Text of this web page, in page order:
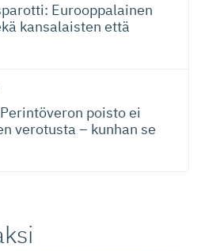
Eurooppalainen
kansalaisten että
poisto ei
verotusta – kunhan se